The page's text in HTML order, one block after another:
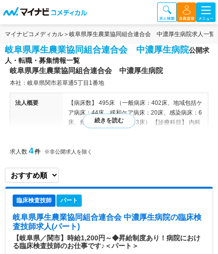
マイナビコメディカル 岐阜県厚生農業協同組合連合会 中濃厚生病院求人一覧
岐阜県厚生農業協同組合連合会 中濃厚生病院公開求
人・転職・募集情報一覧
岐阜県厚生農業協同組合連合会 中濃厚生病院
本社：岐阜県関市若草通5丁目1番地
法人概要
【病床数】 495床 （一般病床：402床、地域包括ケ
ア病床：44床、緩和ケア病床：20床、感染病床：6
床、救命救急センター：23床） 【診療科目】 内科
肛門外科／整形外科／脳神経外科／皮膚科／泌尿器
臓・胆嚢・膵臓外科／乳腺内分泌外科／神経小児科
／呼吸器外科／病理診断科／救急科／歯科・口腔外
室）・・・ ８床（熱傷病床１床） CCU（冠状動
脈疾患集中治療室）・・・３床 HCU（高度治療
室）・・・１２床 【付属施設】 ヘリポート（屋上
設置） 【関連施設】 県内厚生連病院・人工透析セ
求人数 4件 ※非公開求人を除く
臨床検査技師 パート
岐阜県厚生農業協同組合連合会 中濃厚生病院の臨床検
査技師求人(パート)
【岐阜県／関市】時給1,200円～◆昇給制度あり！病院におけ
る臨床検査技師のお仕事です♪＜パート＞